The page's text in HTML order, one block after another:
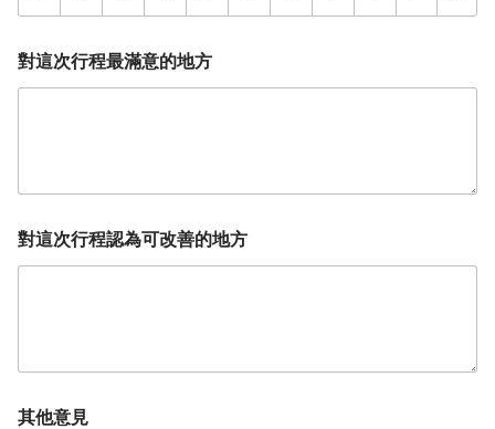
對這次行程最滿意的地方
對這次行程認為可改善的地方
其他意見